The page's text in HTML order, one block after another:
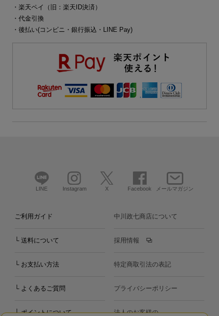
・楽天ペイ（旧：楽天ID決済）
・代金引換
・後払い(コンビニ・銀行振込・LINE Pay)
LINE Instagram X Facebook メールマガジン
ご利用ガイド
└ 送料について
└ お支払い方法
└ よくあるご質問
└ ポイントについて
中川政七商店について
採用情報
特定商取引法の表記
プライバシーポリシー
法人のお客様の